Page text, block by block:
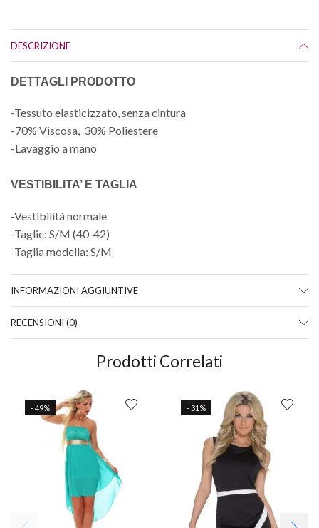
DESCRIZIONE
DETTAGLI PRODOTTO
-Tessuto elasticizzato, senza cintura
-70% Viscosa, 30% Poliestere
-Lavaggio a mano
VESTIBILITA’ E TAGLIA
-Vestibilità normale
-Taglie: S/M (40-42)
-Taglia modella: S/M
INFORMAZIONI AGGIUNTIVE
RECENSIONI (0)
Prodotti Correlati
- 49% - 31%